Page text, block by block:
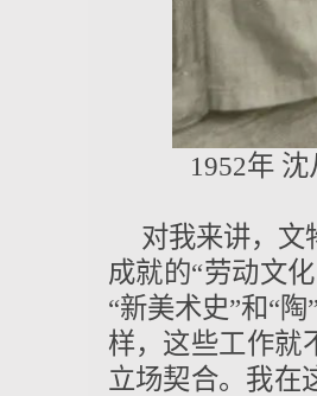
1952年
对我来讲，文
成就的“劳动文
“新美术史”和“
样，这些工作就
立场契合。我在